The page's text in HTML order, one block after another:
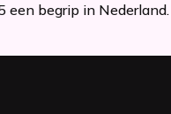
een begrip in Nederland.